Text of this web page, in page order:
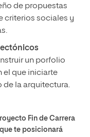
de propuestas
criterios sociales y
un porfolio
el que iniciarte
de la arquitectura.
Fin de Carrera
te posicionará